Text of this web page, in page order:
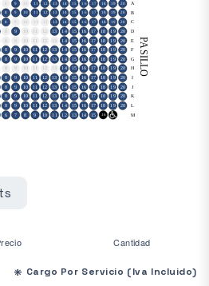
9 11 12 13 14 15 16 17 18 19 20
A
8 9 10 12 13 14 15 16 17 18 19 20 B
8 12 13 14 15 16 17 18 19 20
C
9 13 14 15 16 17 18 19 20 D
9 10 11 12 13 14 15 16 17 18 19 20 E
8 9 10 11 12 13 14 15 16 17 18 19 20
F
8 9 10 11 12 13 14 15 16 17 18 19 20 G
12 14 15 16 17 18 19 20
H
8 9 10 12 13 14 15 16 17 18 19 20
8 9 10 11 12 13 14 15 16 17 18 19 20
J
8 9 10 11 12 13 14 15 16 17 18 19 20
K
8 9 10 11 12 13 14 15 16 17 18 19 20
L
6 7 8 9 10 11 12 13 14 15 16 17 M
PASILLO
Cantidad
* Cargo Por Servicio (Iva Incluido)